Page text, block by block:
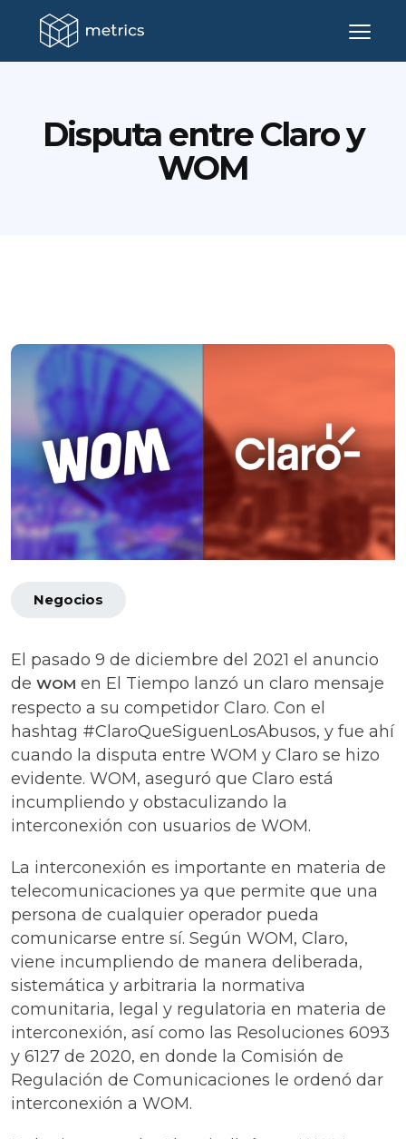
Disputa entre Claro y
WOM
Negocios
El pasado 9 de diciembre del 2021 el anuncio
de WOM en El Tiempo lanzó un claro mensaje
respecto a su competidor Claro. Con el
hashtag #ClaroQueSiguenLosAbusos, y fue ahí
cuando la disputa entre WOM y Claro se hizo
evidente. WOM, aseguró que Claro está
incumpliendo y obstaculizando la
interconexión con usuarios de WOM.
La interconexión es importante en materia de
telecomunicaciones ya que permite que una
persona de cualquier operador pueda
comunicarse entre sí. Según WOM, Claro,
viene incumpliendo de manera deliberada,
sistemática y arbitraria la normativa
comunitaria, legal y regulatoria en materia de
interconexión, así como las Resoluciones 6093
y 6127 de 2020, en donde la Comisión de
Regulación de Comunicaciones le ordenó dar
interconexión a WOM.